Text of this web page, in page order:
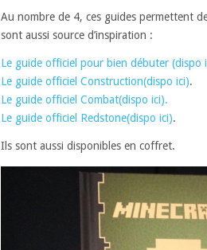
Au nombre de 4, ces guides permettent
sont aussi source d’inspiration :
Le guide officiel pour bien débuter (dispo
Le guide officiel Construction(dispo ici).
Le guide officiel Combat(dispo ici).
Le guide officiel Redstone(dispo ici).
Ils sont aussi disponibles en coffret.